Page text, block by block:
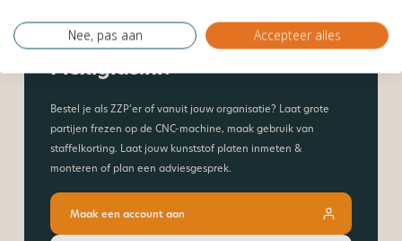
Wil je zakelijke
klant worden bij
Plexiglas.nl?
Bestel je als ZZP’er of vanuit jouw organisatie? Laat grote
partijen frezen op de CNC-machine, maak gebruik van
staffelkorting. Laat jouw kunststof platen inmeten &
monteren of plan een adviesgesprek.
Maak een account aan
Nee, pas aan Accepteer alles